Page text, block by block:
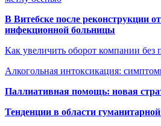
В Витебске после реконструкции
инфекционной больницы
Как увеличить оборот компании без
Алкогольная интоксикация:
Паллиативная помощь: новая
Тенденции в области